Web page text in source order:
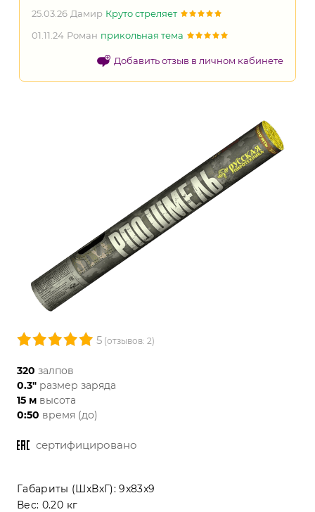
25.03.26 Дамир Круто стреляет
01.11.24 Роман прикольная тема
Добавить отзыв в личном кабинете
5 (отзывов: 2)
320 залпов
0.3" размер заряда
15 м высота
0:50 время (до)
сертифицировано
Габариты (ШхВхГ):9x83x9
Вес: 0.20 кг